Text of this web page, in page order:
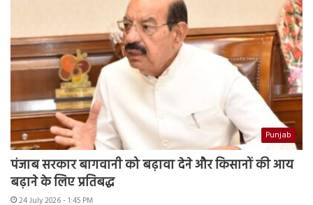
Punjab
पंजाब सरकार बागवानी को बढ़ावा देने और किसानों की आय
बढ़ाने के लिए प्रतिबद्ध
24 July 2026 - 1:45 PM